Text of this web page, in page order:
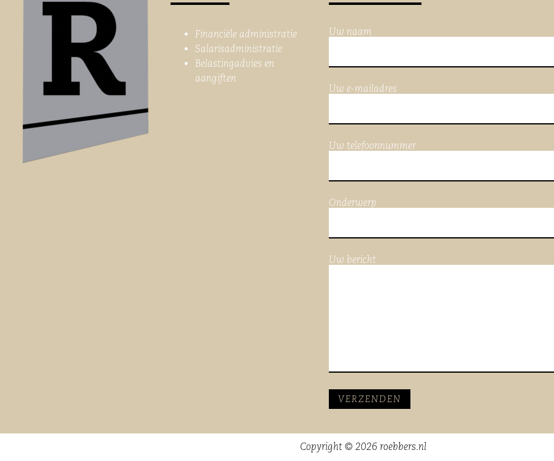
Financiële administratie
Salarisadministratie
Belastingadvies en
aangiften
Uw naam
Uw e-mailadres
Uw telefoonnummer
Onderwerp
Uw bericht
Copyright © 2026 roebbers.nl